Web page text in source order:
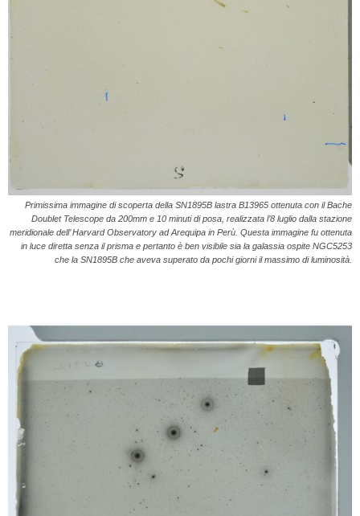
Primissima immagine di scoperta della SN1895B lastra B13965 ottenuta con il Bache
Doublet Telescope da 200mm e 10 minuti di posa, realizzata l’8 luglio dalla stazione
meridionale dell’ Harvard Observatory ad Arequipa in Perù. Questa immagine fu ottenuta
in luce diretta senza il prisma e pertanto è ben visibile sia la galassia ospite NGC5253
che la SN1895B che aveva superato da pochi giorni il massimo di luminosità.